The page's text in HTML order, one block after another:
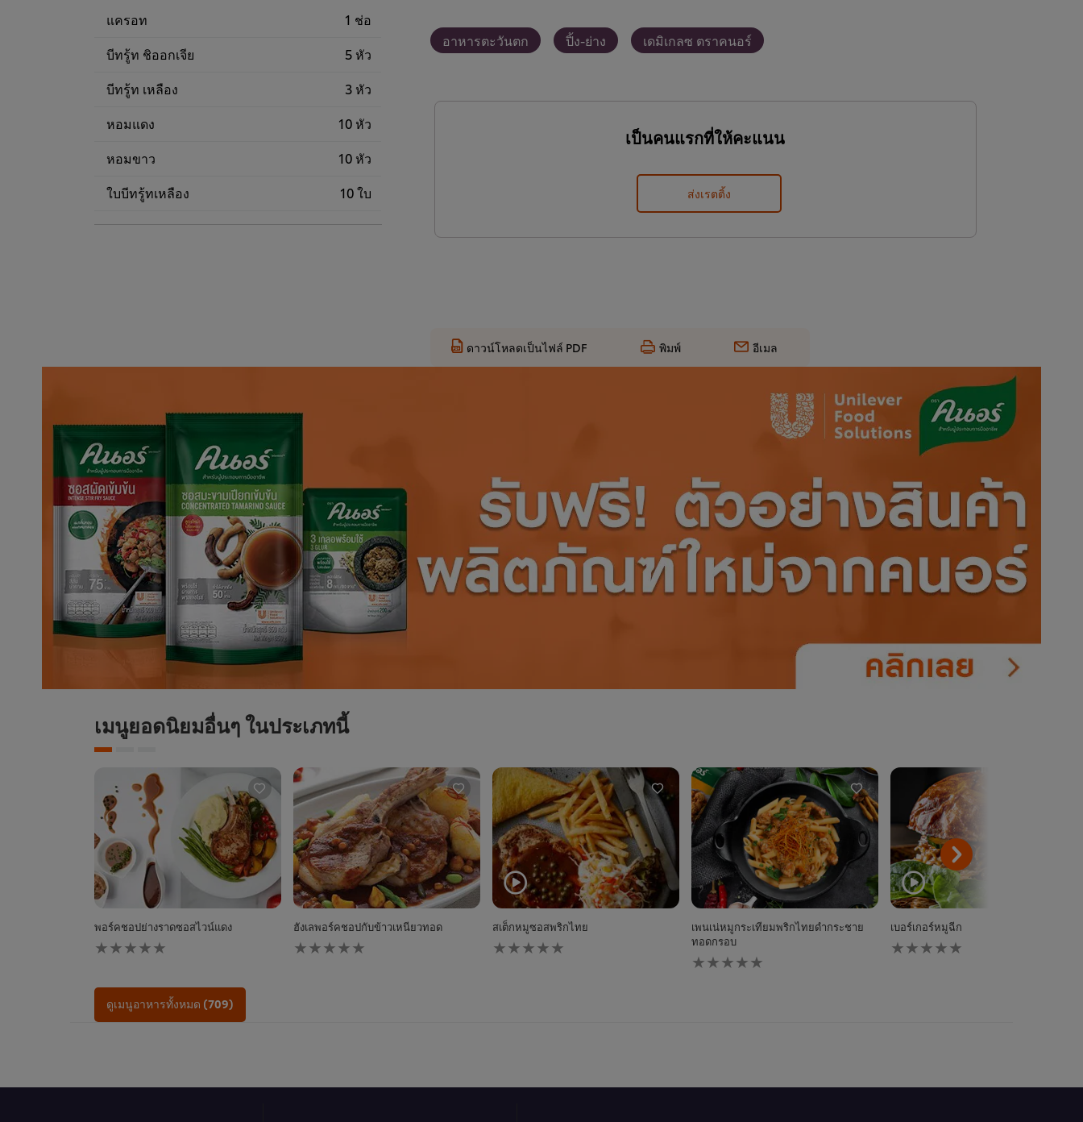
แครอท
1 ช่อ
บีทรู้ท ชิออกเจีย
5 หัว
บีทรู้ท เหลือง
3 หัว
หอมแดง
10 หัว
หอมขาว
10 หัว
ใบบีทรู้ทเหลือง
10 ใบ
อาหารตะวันตก ปิ้ง-ย่าง เดมิเกลซ ตราคนอร์
เป็นคนแรกที่ให้คะแนน
ส่งเรตติ้ง
ดาวน์โหลดเป็นไฟล์ PDF พิมพ์ อีเมล
เมนูยอดนิยมอื่นๆ ในประเภทนี้
พอร์คชอปย่างราดซอสไวน์แดง
ไม่มี
การ
คะแนน
สำหรับ
recipe
ฮังเลพอร์คชอปกับข้าวเหนียวทอด
ไม่มี
การ
สเต็กหมูซอสพริกไทย
ไม่มี
การ
เพนเน่หมูกระเทียมพริกไทยดำกระชาย
ทอดกรอบ
ไม่มี
การ
เบอร์เกอร์หมูฉีก
ไม่มี
การ
ดูเมนูอาหารทั้งหมด (709)